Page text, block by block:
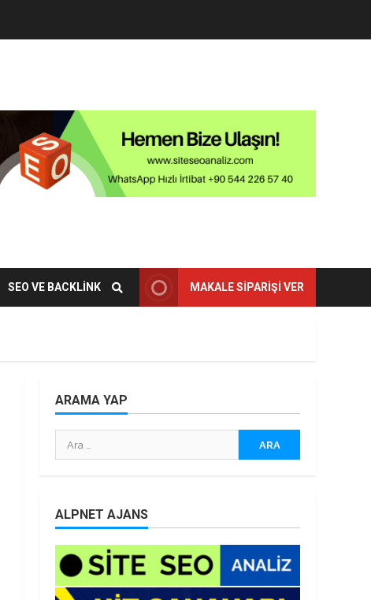
SEO VE BACKLINK MAKALE SIPARIŞI VER
ARAMA YAP
Arama:
ALPNET AJANS